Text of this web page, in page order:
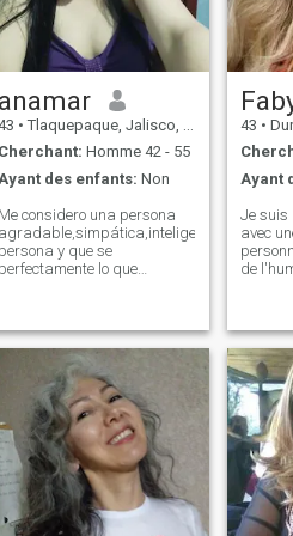
anamar
• Tlaquepaque, Jalisco, Mexique
Cherchant: Homme 42 - 55
Ayant des enfants: Non
Me considero una persona
persona y que se
perfectamente lo que
me gusta hacerle perder
el tiempo a nadie ni que me lo
hagan perder a mi.soy
directa y sin rodéos. No
contesto a personas que no
fotografia o no tienen
membresía en la cual pueda
y por supuesto no
mensajes vulgares.
43 •
Ayant
Je suis
avec
de
et
quoi
nature,
moto,
J'adore
très
du
mes
sincère
nature